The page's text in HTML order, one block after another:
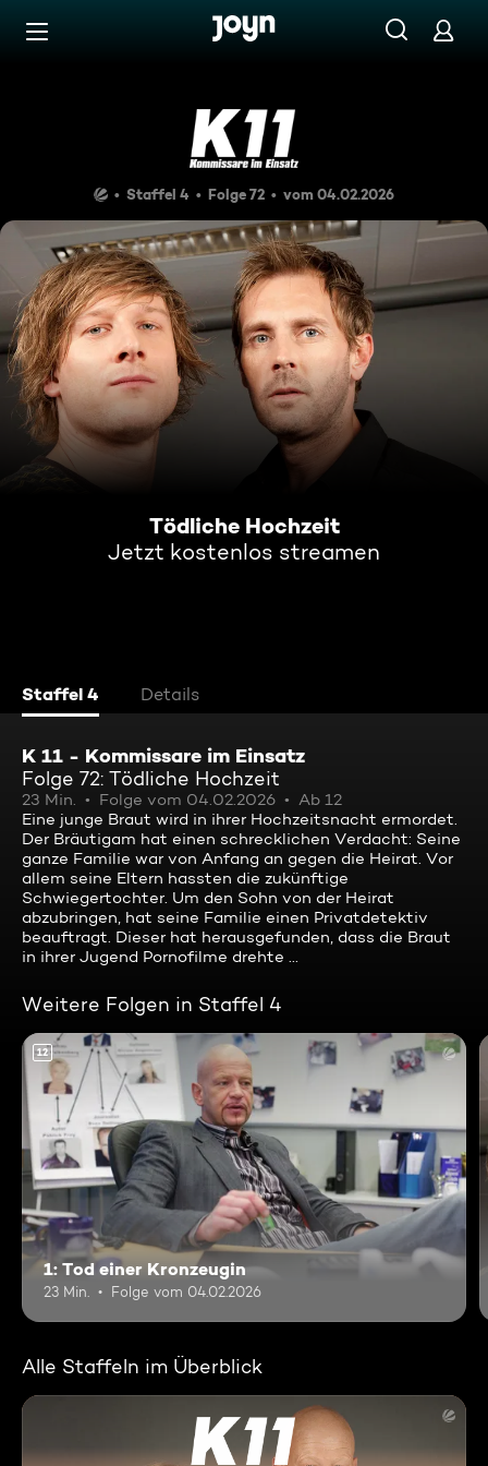
Zum Inhalt springen
Tödliche Hochzeit
Staffel 4 Folge 72 vom 04.02.2026
Tödliche Hochzeit
Jetzt kostenlos streamen
Staffel 4 Details
K 11 - Kommissare im Einsatz
Folge 72: Tödliche Hochzeit
23 Min. Folge vom 04.02.2026
Ab 12
Eine junge Braut wird in ihrer Hochzeitsnacht ermordet.
Der Bräutigam hat einen schrecklichen Verdacht: Seine
ganze Familie war von Anfang an gegen die Heirat. Vor
allem seine Eltern hassten die zukünftige
Schwiegertochter. Um den Sohn von der Heirat
abzubringen, hat seine Familie einen Privatdetektiv
beauftragt. Dieser hat herausgefunden, dass die Braut
in ihrer Jugend Pornofilme drehte ...
Weitere Folgen in Staffel 4
12
1: Tod einer Kronzeugin
23 Min. Folge vom 04.02.2026
Alle Staffeln im Überblick